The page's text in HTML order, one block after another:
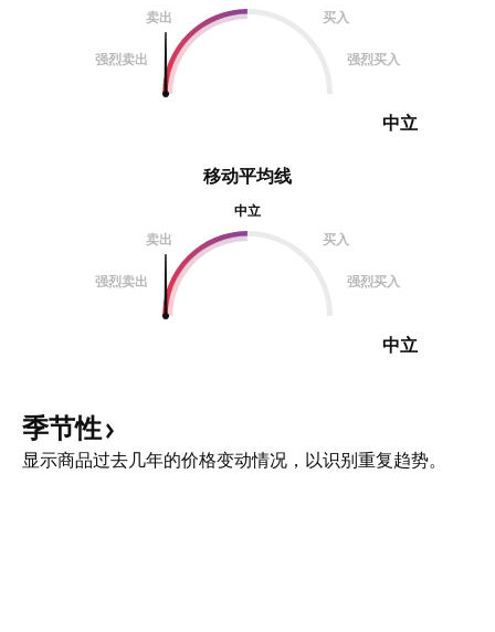
卖出
买入
强烈卖出 强烈买入
中立
移动平均线
中立
卖出
买入
强烈卖出 强烈买入
中立
季节性
显示商品过去几年的价格变动情况，以识别重复趋势。